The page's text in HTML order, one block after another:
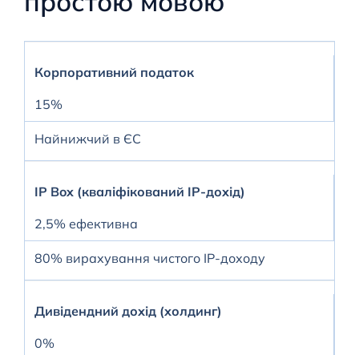
Корпоративний податок
15%
Найнижчий в ЄС
IP Box (кваліфікований IP-дохід)
2,5% ефективна
80% вирахування чистого IP-доходу
Дивідендний дохід (холдинг)
0%